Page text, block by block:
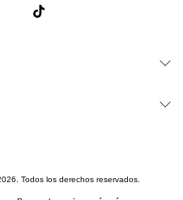
Todos los derechos reservados.